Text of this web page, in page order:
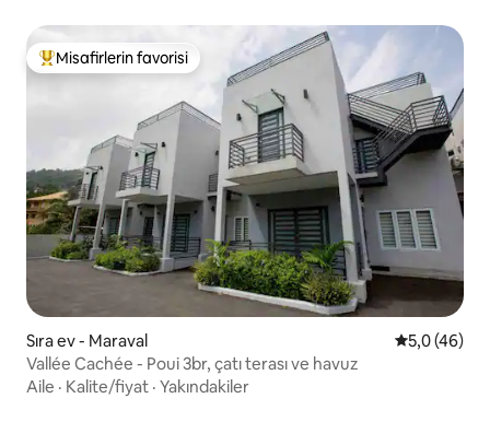
Misafirlerin favorilerinden en beğenilenler arasında
Misafirlerin favorisi
Sıra ev - Maraval 5 üzerinden
5,0 (46)
Vallée Cachée - Poui 3br, çatı terası ve havuz
Aile · Kalite/fiyat · Yakındakiler